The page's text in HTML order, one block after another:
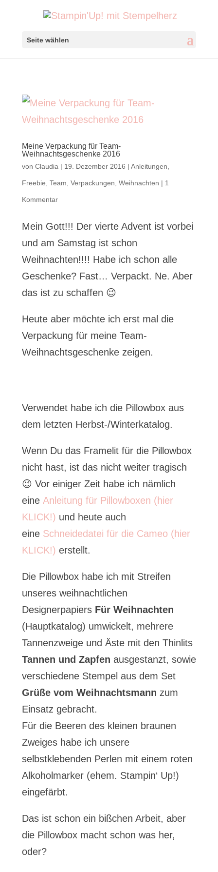
Seite wählen
Meine Verpackung für Team-
Weihnachtsgeschenke 2016
von Claudia | 19. Dezember 2016 | Anleitungen
Freebie Team Verpackungen Weihnachten | 1
Kommentar
Mein Gott!!! Der vierte Advent ist vorbei
und am Samstag ist schon
Weihnachten!!!! Habe ich schon alle
Geschenke? Fast… Verpackt. Ne. Aber
das ist zu schaffen 😉
Heute aber möchte ich erst mal die
Verpackung für meine Team-
Weihnachtsgeschenke zeigen.
Verwendet habe ich die Pillowbox aus
dem letzten Herbst-/Winterkatalog.
Wenn Du das Framelit für die Pillowbox
nicht hast, ist das nicht weiter tragisch
😉 Vor einiger Zeit habe ich nämlich
eine Anleitung für Pillowboxen (hier
KLICK!) und heute auch
eine Schneidedatei für die Cameo (hier
KLICK!) erstellt.
Die Pillowbox habe ich mit Streifen
unseres weihnachtlichen
Designerpapiers Für Weihnachten
(Hauptkatalog) umwickelt, mehrere
Tannenzweige und Äste mit den Thinlits
Tannen und Zapfen ausgestanzt, sowie
verschiedene Stempel aus dem Set
Grüße vom Weihnachtsmann zum
Einsatz gebracht.
Für die Beeren des kleinen braunen
Zweiges habe ich unsere
selbstklebenden Perlen mit einem roten
Alkoholmarker (ehem. Stampin‘ Up!)
eingefärbt.
Das ist schon ein bißchen Arbeit, aber
die Pillowbox macht schon was her,
oder?